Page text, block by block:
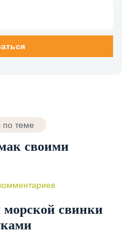
по теме
своими
морской свинки